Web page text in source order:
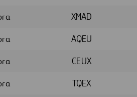
XMAD
AQEU
CEUX
TQEX